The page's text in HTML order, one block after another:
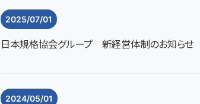
2025/07/01
日本規格協会グループ 新経営体制のお知らせ
2024/05/01